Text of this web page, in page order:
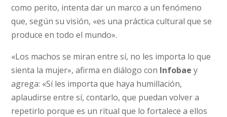
como perito, intenta dar un marco a un fenómeno
que, según su visión, «es una práctica cultural que se
produce en todo el mundo».
«Los machos se miran entre sí, no les importa lo que
sienta la mujer», afirma en diálogo con Infobae y
agrega: «Sí les importa que haya humillación,
aplaudirse entre sí, contarlo, que puedan volver a
repetirlo porque es un ritual que lo fortalece a ellos